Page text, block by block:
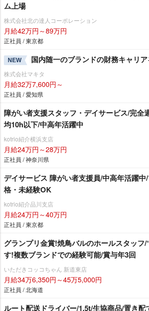
ム上場
株式会社北の達人コーポレーション
月給42万円～89万円
正社員 / 東京都
NEW 国内随一のブランドの財務キャリア
株式会社マキタ
月給32万7,600円～
正社員 / 愛知県
障がい者支援スタッフ・デイサービス/完全
均10h以下/中高年活躍中
kotrio紹介横浜支店
月給24万円～28万円
正社員 / 神奈川県
デイサービス 障がい者支援員/中高年活躍
格・未経験OK
kotrio紹介品川支店
月給24万円～40万円
正社員 / 東京都
グランプリ金賞!焼鳥バルのホールスタッフ
す!複数ブランドでの経験可能/賞与年3回
いただきコッコちゃん 新道東店
月給34万6,350円～45万5,000円
正社員 / 北海道
ルート配送ドライバー/1.5t/生協商品/置き配